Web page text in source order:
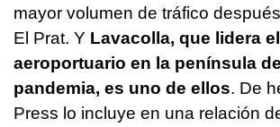
mayor volumen de tráfico
El Prat. Y Lavacolla, que lidera
aeroportuario en la península
pandemia, es uno de ellos. De
Press lo incluye en una relación